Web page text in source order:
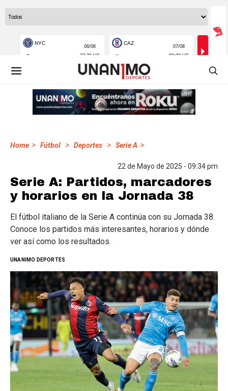
Home > Fútbol > Deportes > Serie A >
22 de Mayo de 2025 - 09:34 pm
Serie A: Partidos, marcadores
y horarios en la Jornada 38
El fútbol italiano de la Serie A continúa con su Jornada 38.
Conoce los partidos más interesantes, horarios y dónde
ver así como los resultados.
UNANIMO DEPORTES